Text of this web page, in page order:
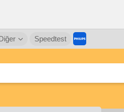
Speedtest